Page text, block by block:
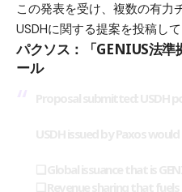
この発表を受け、複数の有力
USDHに関する提案を投稿して
パクソス：「GENIUS法
ール